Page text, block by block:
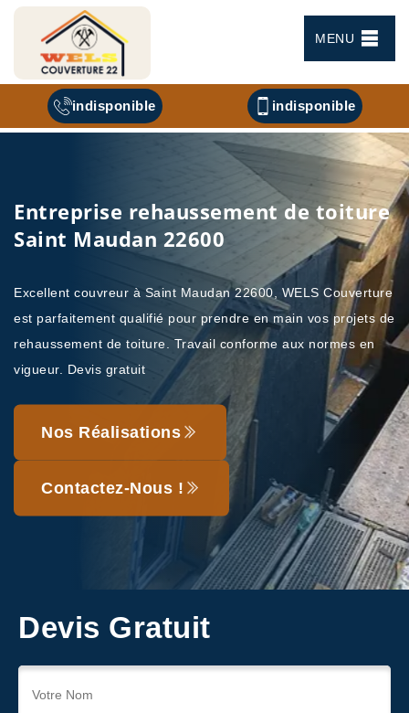
MENU
indisponible indisponible
Entreprise rehaussement de toiture
Saint Maudan 22600
Excellent couvreur à Saint Maudan 22600, WELS Couverture
est parfaitement qualifié pour prendre en main vos projets de
rehaussement de toiture. Travail conforme aux normes en
vigueur. Devis gratuit
Nos Réalisations
Contactez-Nous !
Devis Gratuit